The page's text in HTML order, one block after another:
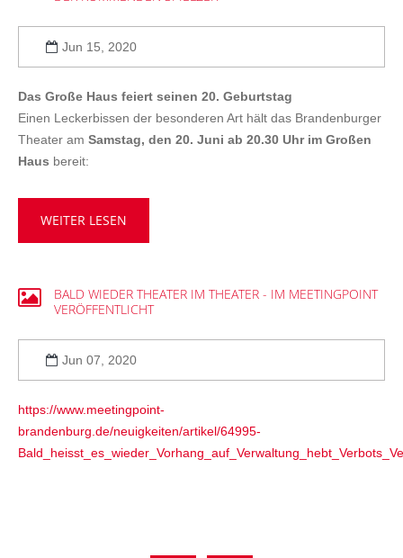
Jun 15, 2020
Das Große Haus feiert seinen 20. Geburtstag
Einen Leckerbissen der besonderen Art hält das Brandenburger
Theater am Samstag, den 20. Juni ab 20.30 Uhr im Großen
Haus bereit:
WEITER LESEN
BALD WIEDER THEATER IM THEATER - IM MEETINGPOINT
VERÖFFENTLICHT
Jun 07, 2020
https://www.meetingpoint-
brandenburg.de/neuigkeiten/artikel/64995-